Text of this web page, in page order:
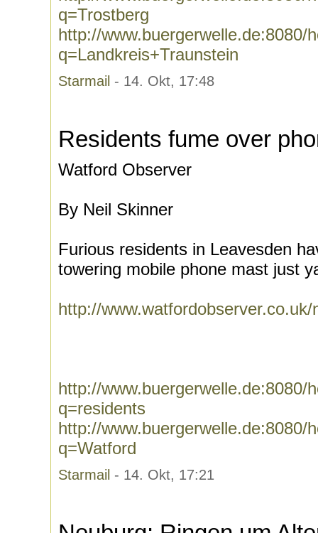
q=Trostberg
http://www.buergerwelle.de:8080/
q=Landkreis+Traunstein
Starmail - 14. Okt, 17:48
Residents fume over
Watford Observer
By Neil Skinner
Furious residents in Leavesden
towering mobile phone mast just
http://
http://www.buergerwelle.de:8080/
q=residents
http://www.buergerwelle.de:8080/
q=Watford
Starmail - 14. Okt, 17:21